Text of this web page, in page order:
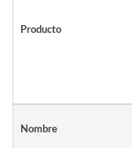
Producto
Nombre